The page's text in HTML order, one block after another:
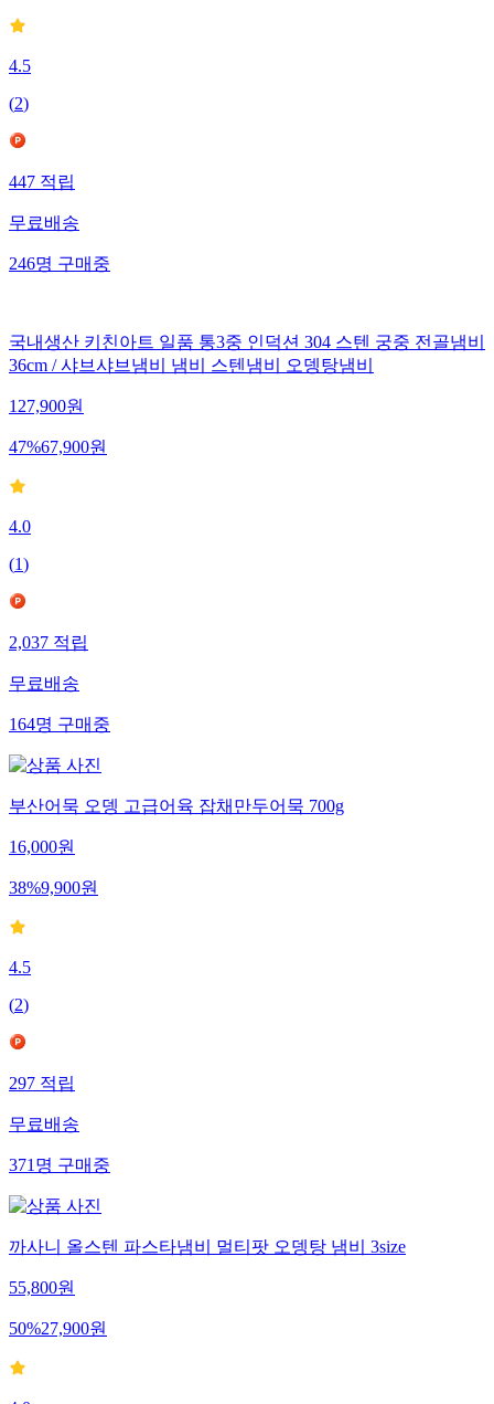
4.5
(2)
447적립
무료배송
246명구매중
국내생산 키친아트 일품 통3중 인덕션 304 스텐 궁중 전골냄비
36cm / 샤브샤브냄비 냄비 스텐냄비 오뎅탕냄비
127,900원
47%67,900원
4.0
(1)
2,037적립
무료배송
164명구매중
부산어묵 오뎅 고급어육 잡채만두어묵 700g
16,000원
38%9,900원
4.5
(2)
297적립
무료배송
371명구매중
까사니 올스텐 파스타냄비 멀티팟 오뎅탕 냄비 3size
55,800원
50%27,900원